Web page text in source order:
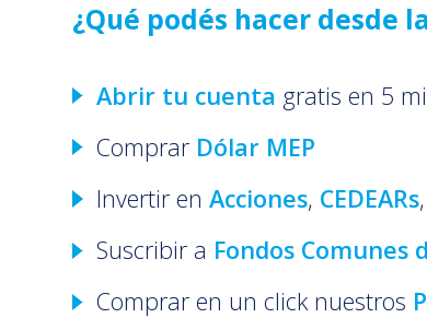
¿Qué podés hacer desde
Abrir tu cuenta gratis en 5
ComprarDólar MEP
Invertir en Acciones, CEDEARs,
Suscribir a Fondos Comunes
Comprar en un click nuestros